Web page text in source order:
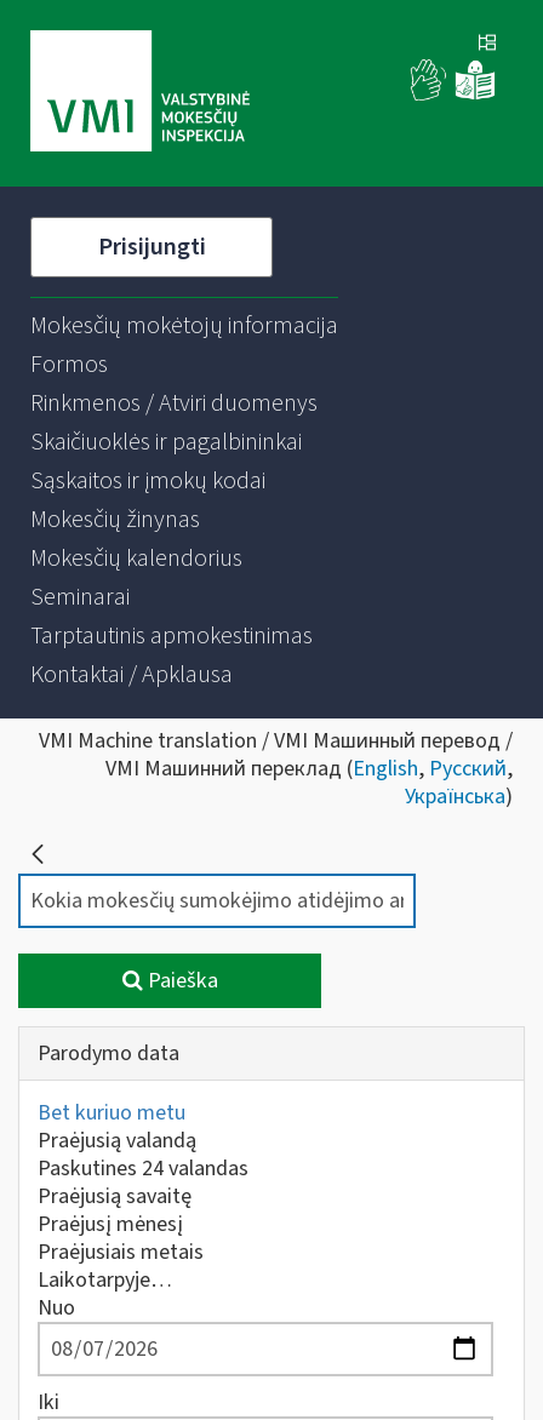
Prisijungti
Mokesčių mokėtojų informacija
Formos
Rinkmenos / Atviri duomenys
Skaičiuoklės ir pagalbininkai
Sąskaitos ir įmokų kodai
Mokesčių žinynas
Mokesčių kalendorius
Seminarai
Tarptautinis apmokestinimas
Kontaktai / Apklausa
VMI Machine translation / VMI Машинный перевод /
VMI Машинний переклад (English, Русский,
Українська)
Paieška
Parodymo data
Bet kuriuo metu
Praėjusią valandą
Paskutines 24 valandas
Praėjusią savaitę
Praėjusį mėnesį
Praėjusiais metais
Laikotarpyje…
Nuo
Iki